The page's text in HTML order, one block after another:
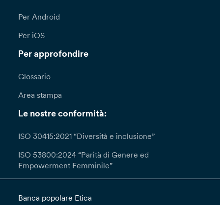
Per Android
Per iOS
Per approfondire
Glossario
Area stampa
Le nostre conformità:
ISO 30415:2021 “Diversità e inclusione”
ISO 53800:2024 “Parità di Genere ed
Empowerment Femminile”
Banca popolare Etica